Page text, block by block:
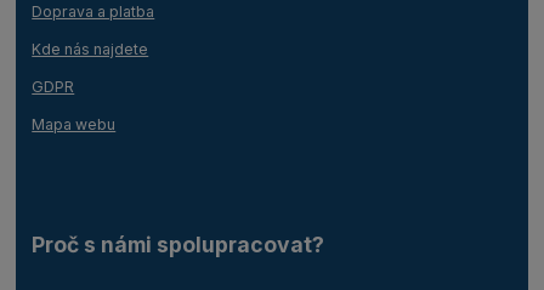
Doprava a platba
Kde nás najdete
GDPR
Mapa webu
Proč s námi spolupracovat?